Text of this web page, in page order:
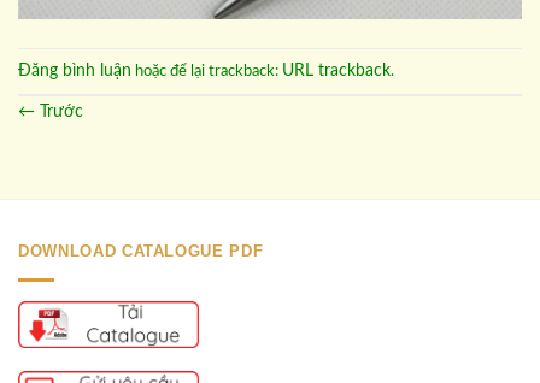
Đăng bình luận hoặc để lại trackback: URL trackback.
← Trước
DOWNLOAD CATALOGUE PDF